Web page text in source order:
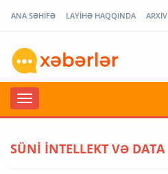
ANA SƏHİFƏ LAYİHƏ HAQQINDA ARXİV
SÜNİ İNTELLEKT VƏ DATA